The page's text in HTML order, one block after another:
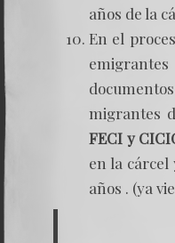
años de la
En el
migrantes
FECI y
en la cárcel
años . (ya